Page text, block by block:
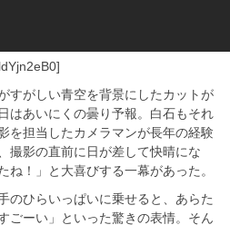
すがしい青空を背景にしたカットが
はあいにくの曇り予報。白石もそれ
を担当したカメラマンが長年の経験
撮影の直前に日が差して快晴にな
ね！」と大喜びする一幕があった。
のひらいっぱいに乗せると、あらた
ごーい」といった驚きの表情。そん